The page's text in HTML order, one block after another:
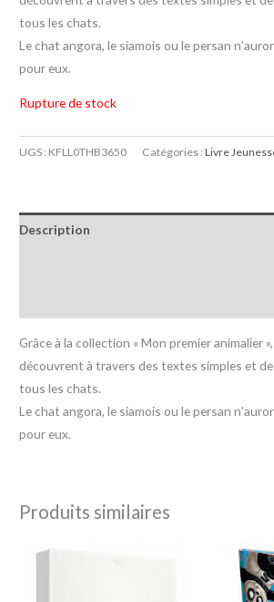
tous les chats.
Le chat angora, le siamois ou le persan
pour eux.
Rupture de stock
UGS : KFLL0THB3650 Catégories :Livre
Description
Grâce à la collection « Mon premier animalier
découvrent à travers des textes simples et
tous les chats.
Le chat angora, le siamois ou le persan
pour eux.
Produits similaires